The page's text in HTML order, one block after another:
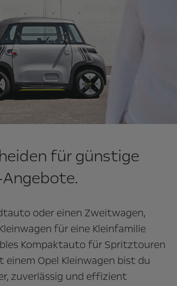
für günstige
oder einen Zweitwagen,
für eine Kleinfamilie
Kompaktauto für Spritztouren
einem Opel Kleinwagen bist du
zuverlässig und effizient